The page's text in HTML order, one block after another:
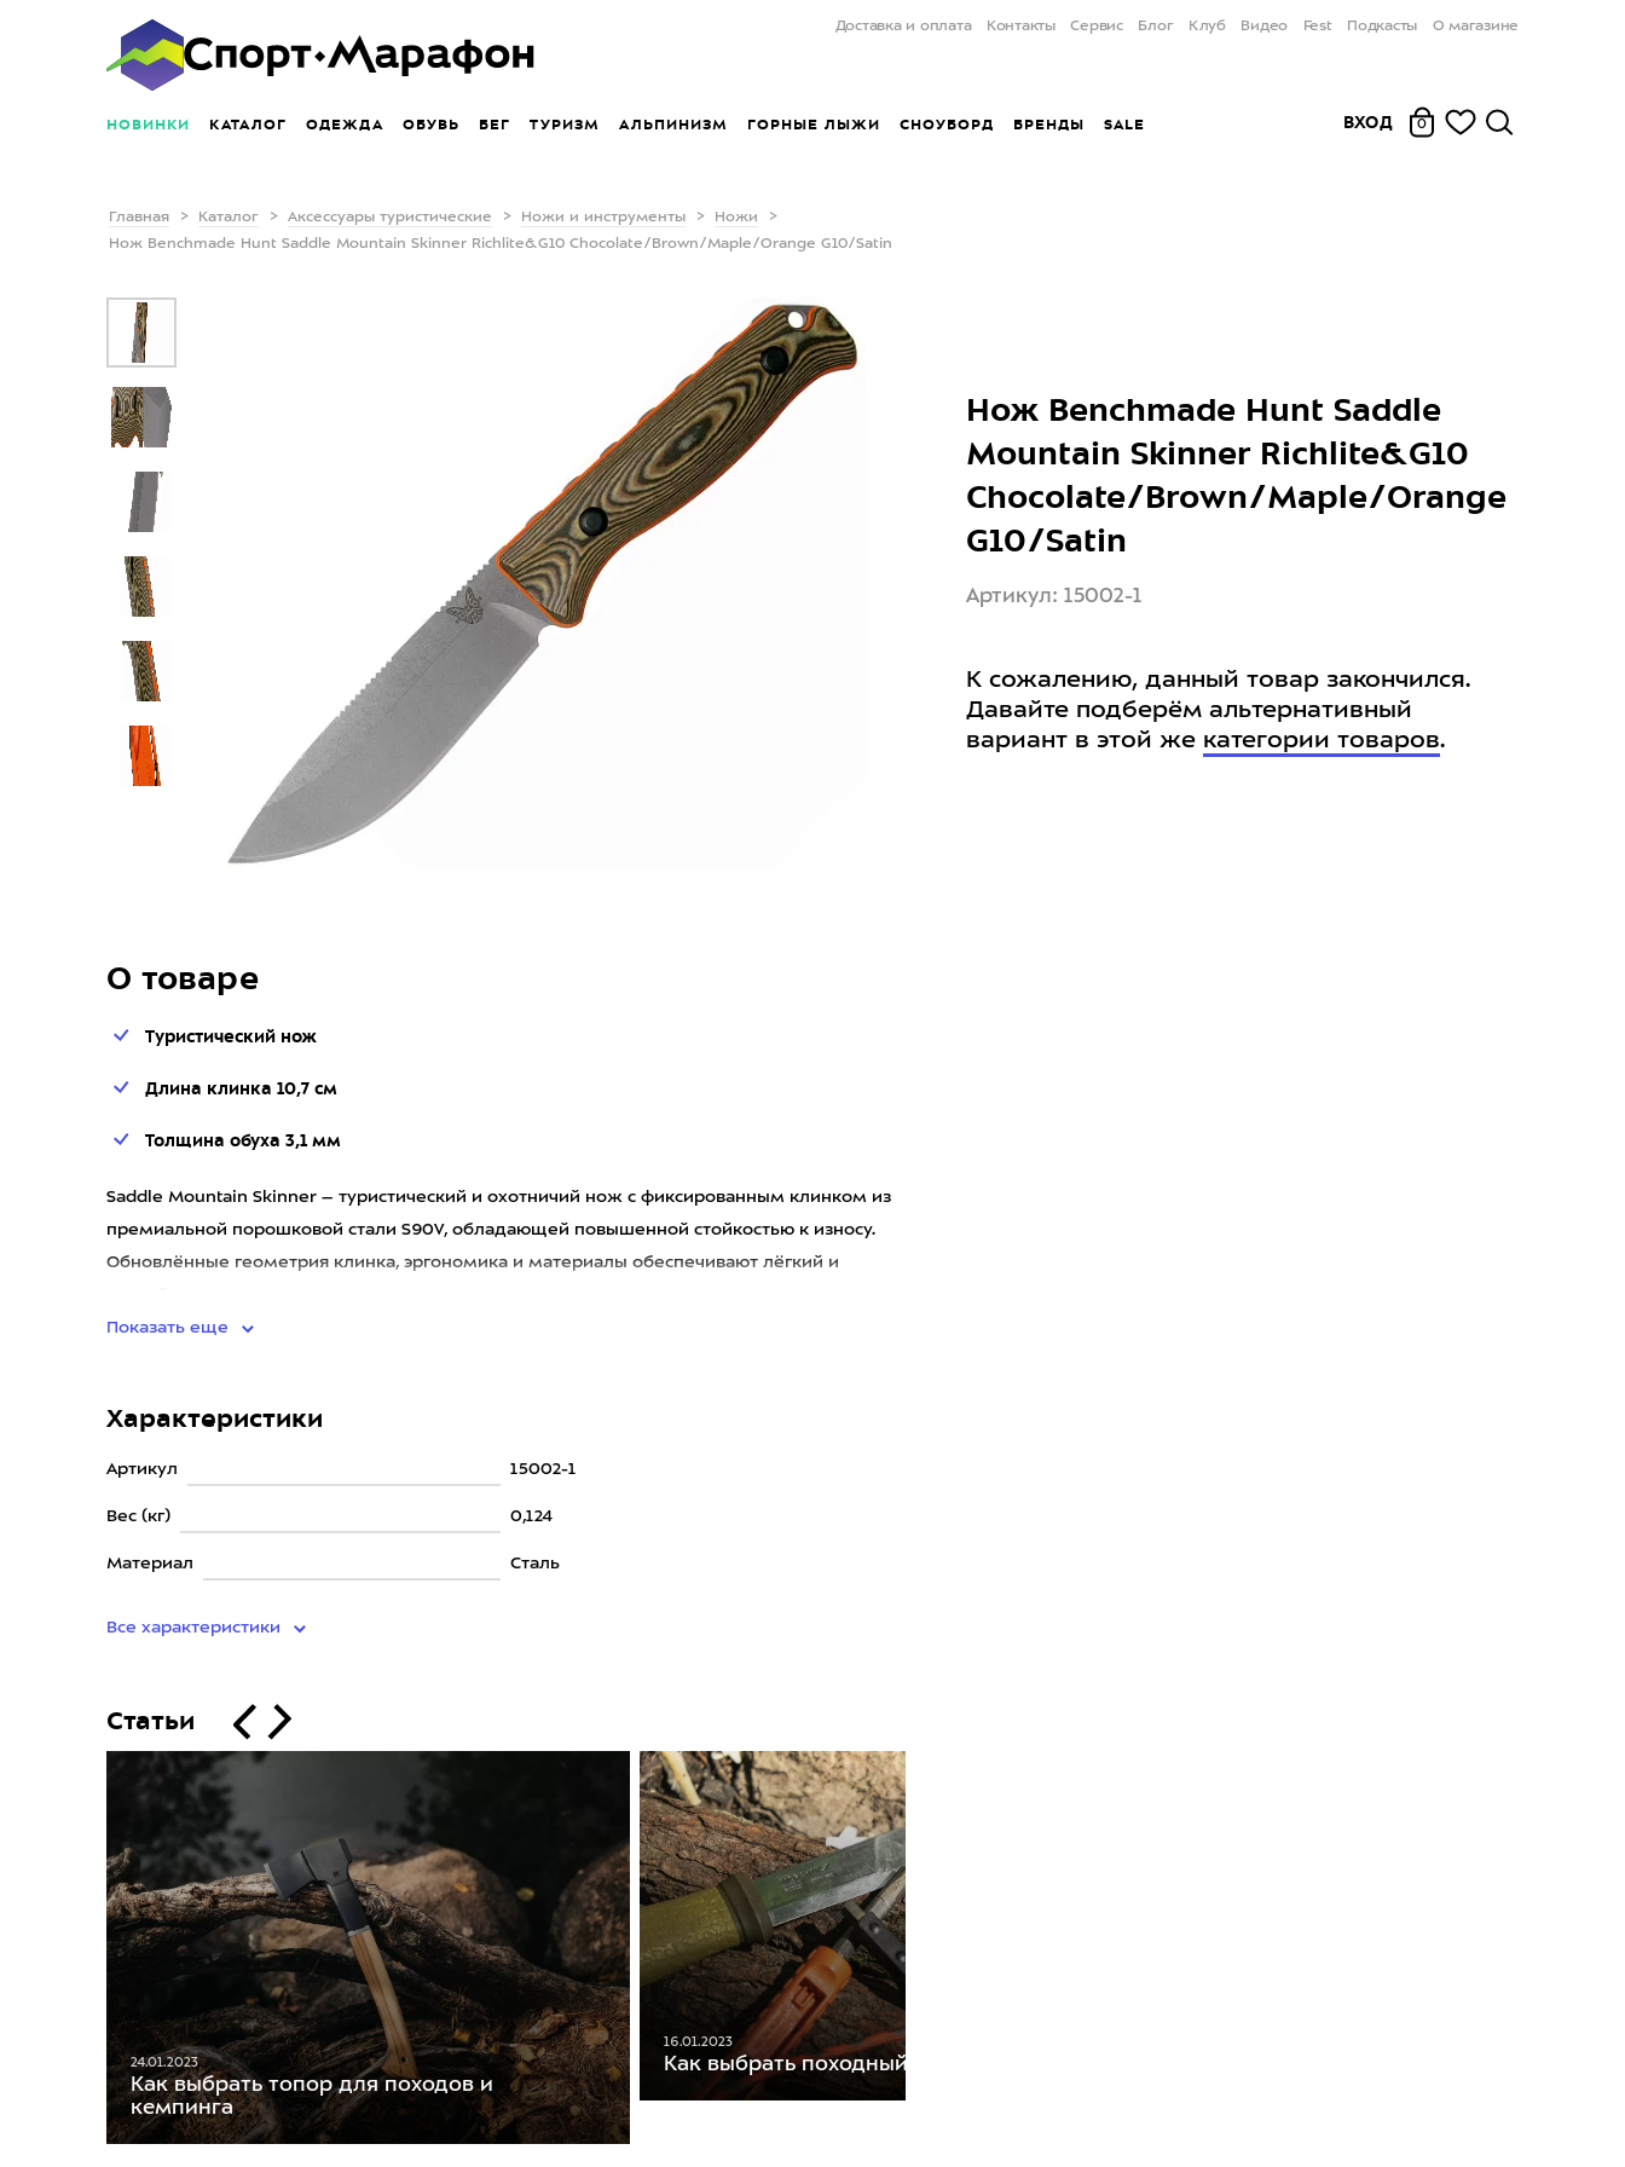
Доставка и оплата Контакты Сервис Блог Клуб Видео Fest Подкасты О магазине
НОВИНКИ КАТАЛОГ ОДЕЖДА ОБУВЬ БЕГ ТУРИЗМ АЛЬПИНИЗМ ГОРНЫЕ ЛЫЖИ СНОУБОРД БРЕНДЫ SALE ВХОД 0
Главная Каталог Аксессуары туристические Ножи и инструменты
Ножи
Нож Benchmade Hunt Saddle Mountain Skinner Richlite&G10 Chocolate/Brown/Maple/Orange G10/Satin
О товаре
Туристический нож
Длина клинка 10,7 см
Толщина обуха 3,1 мм
Saddle Mountain Skinner – туристический и охотничий нож с фиксированным клинком из
премиальной порошковой стали S90V, обладающей повышенной стойкостью к износу.
Обновлённые геометрия клинка, эргономика и материалы обеспечивают лёгкий и
Показать еще
Характеристики
Артикул 15002-1
Вес (кг) 0,124
Материал Сталь
Все характеристики
Статьи
24.01.2023
Как выбрать топор для походов и
кемпинга
16.01.2023
Как выбрать походный нож
Нож Benchmade Hunt Saddle
Mountain Skinner Richlite&G10
Chocolate/Brown/Maple/Orange
G10/Satin
Артикул: 15002-1
К сожалению, данный товар закончился.
Давайте подберём альтернативный
вариант в этой же категории товаров.